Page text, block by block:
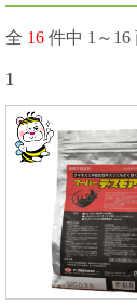
全 16 件中 1～16
1